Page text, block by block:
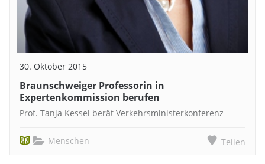
30. Oktober 2015
Braunschweiger Professorin in
Expertenkommission berufen
Prof. Tanja Kessel berät Verkehrsministerkonferenz
Menschen Teilen